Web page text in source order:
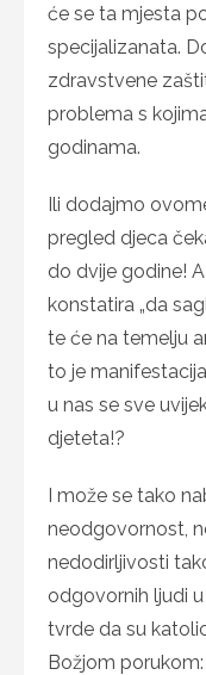
će se ta mjesta
specijalizanata.
zdravstvene
problema s
godinama.
Ili dodajmo
pregled djeca
do dvije godine!
konstatira „da
te će na temelju
to je
u nas se sve
djeteta!?
I može se tako
neodgovornost,
nedodirljivosti
odgovornih ljudi
tvrde da su
Božjom porukom: